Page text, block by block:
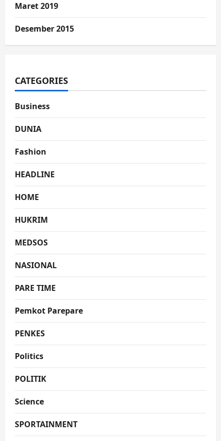
Maret 2019
Desember 2015
CATEGORIES
Business
DUNIA
Fashion
HEADLINE
HOME
HUKRIM
MEDSOS
NASIONAL
PARE TIME
Pemkot Parepare
PENKES
Politics
POLITIK
Science
SPORTAINMENT